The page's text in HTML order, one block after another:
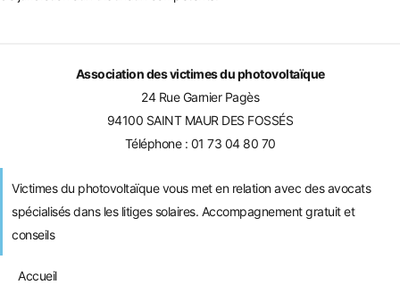
Association des victimes du photovoltaïque
24 Rue Garnier Pagès
94100 SAINT MAUR DES FOSSÉS
Téléphone : 01 73 04 80 70
Victimes du photovoltaïque vous met en relation avec des avocats
spécialisés dans les litiges solaires. Accompagnement gratuit et
conseils
Accueil